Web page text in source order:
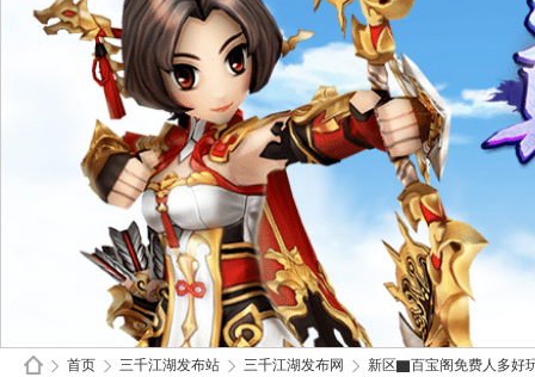
首页 三千江湖发布站 三千江湖发布网 新区▇百宝阁免费人多